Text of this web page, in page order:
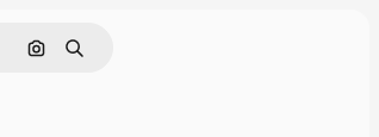
画像で検索
検索